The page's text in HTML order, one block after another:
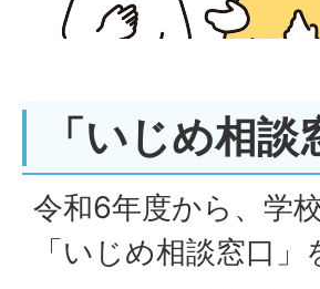
「いじめ相
令和6年度から、学
「いじめ相談窓口